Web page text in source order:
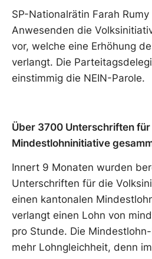
SP-Nationalrätin Farah
Anwesenden die
vor, welche eine Erhöhung
verlangt. Die
einstimmig die NEIN-Parole.
Über 3700 Unterschriften
Mindestlohninitiative
Innert 9 Monaten wurden
Unterschriften für die
einen kantonalen
verlangt einen Lohn von
pro Stunde. Die
mehr Lohngleichheit, denn